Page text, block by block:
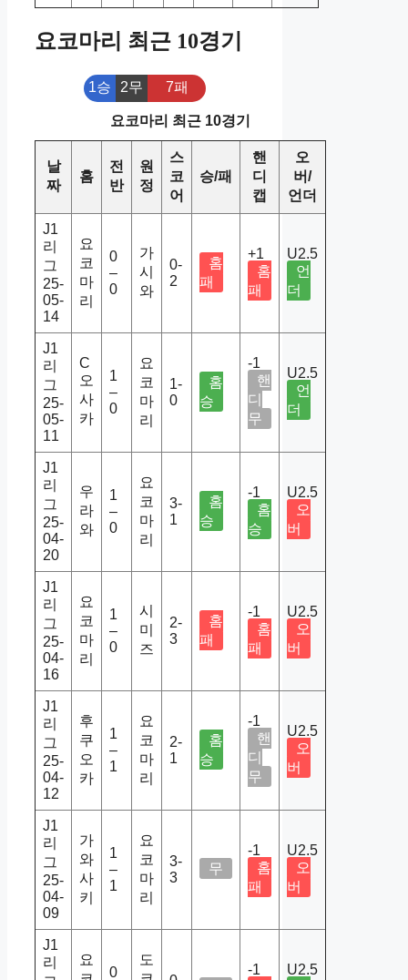
요코마리 최근 10경기
1승 2무 7패
요코마리 최근 10경기
날
짜
홈
전
반
원
정
스
코
어
승/패
핸
디
캡
오
버/
언더
J1
리
그
25-
05-
14
요
코
마
리
0
–
0
가
시
와
0-
2
홈
패
+1
홈
패
U2.5
언
더
J1
리
그
25-
05-
11
C
오
사
카
1
–
0
요
코
마
리
1-
0
홈
승
-1
핸
디
무
U2.5
언
더
J1
리
그
25-
04-
20
우
라
와
1
–
0
요
코
마
리
3-
1
홈
승
-1
홈
승
U2.5
오
버
J1
리
그
25-
04-
16
요
코
마
리
1
–
0
시
미
즈
2-
3
홈
패
-1
홈
패
U2.5
오
버
J1
리
그
25-
04-
12
후
쿠
오
카
1
–
1
요
코
마
리
2-
1
홈
승
-1
핸
디
무
U2.5
오
버
J1
리
그
25-
04-
09
가
와
사
키
1
–
1
요
코
마
리
3-
3
무
-1
홈
패
U2.5
오
버
J1
리
요
0
도
-1
U2.5